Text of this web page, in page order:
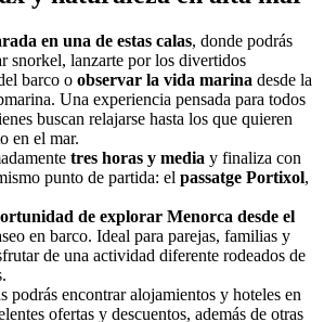
en una de estas calas, donde podrás
snorkel, lanzarte por los divertidos
barco o observar la vida marina desde la
Una experiencia pensada para todos
buscan relajarse hasta los que quieren
en el mar.
tres horas y media y finaliza con
punto de partida: el passatge Portixol,
de explorar Menorca desde el
en barco. Ideal para parejas, familias y
de una actividad diferente rodeados de
podrás encontrar alojamientos y hoteles en
ofertas y descuentos, además de otras